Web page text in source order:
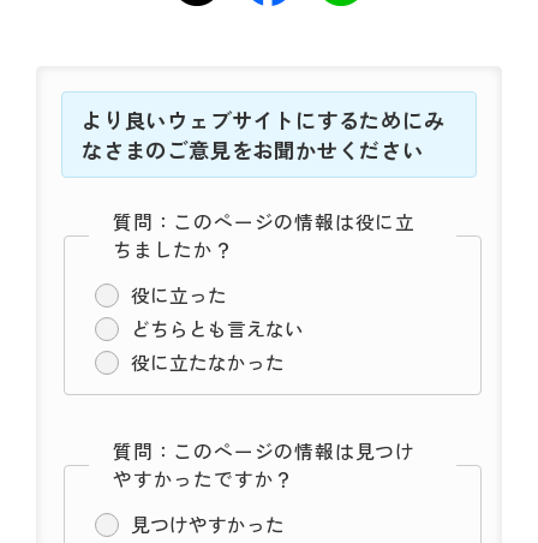
より良いウェブサイトにするためにみ
なさまのご意見をお聞かせください
質問：このページの情報は役に立
ちましたか？
役に立った
どちらとも言えない
役に立たなかった
質問：このページの情報は見つけ
やすかったですか？
見つけやすかった